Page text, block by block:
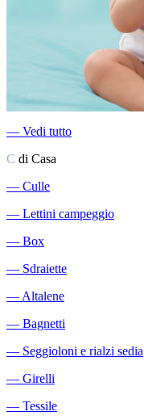
― Vedi tutto
C di Casa
― Culle
― Lettini campeggio
― Box
― Sdraiette
―Altalene
― Bagnetti
― Seggioloni e rialzi sedia
― Girelli
― Tessile